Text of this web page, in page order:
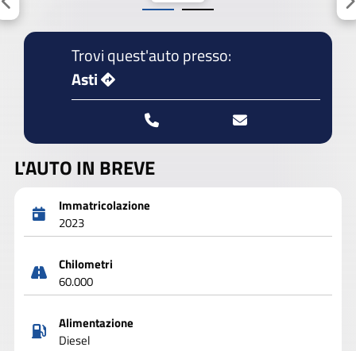
Trovi quest'auto presso:
Asti
L'AUTO IN BREVE
Immatricolazione
2023
Chilometri
60.000
Alimentazione
Diesel